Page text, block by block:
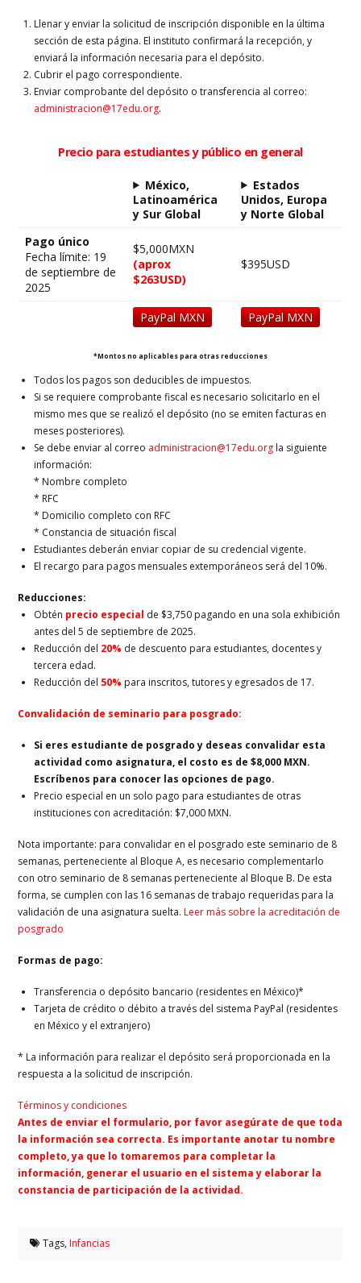
Llenar y enviar la solicitud de inscripción disponible en la última
sección de esta página. El instituto confirmará la recepción, y
enviará la información necesaria para el depósito.
Cubrir el pago correspondiente.
Enviar comprobante del depósito o transferencia al correo:
administracion@17edu.org.
Precio para estudiantes y público en general
México,
Latinoamérica
y Sur Global
Estados
Unidos, Europa
y Norte Global
Pago único
Fecha límite: 19
de septiembre de
2025
$5,000MXN
(aprox
$263USD)
$395USD
PayPal MXN PayPal MXN
*Montos no aplicables para otras reducciones
Todos los pagos son deducibles de impuestos.
Si se requiere comprobante fiscal es necesario solicitarlo en el
mismo mes que se realizó el depósito (no se emiten facturas en
meses posteriores).
Se debe enviar al correo administracion@17edu.org la siguiente
información:
* Nombre completo
* RFC
* Domicilio completo con RFC
* Constancia de situación fiscal
Estudiantes deberán enviar copiar de su credencial vigente.
El recargo para pagos mensuales extemporáneos será del 10%.
Reducciones:
Obtén precio especial de $3,750 pagando en una sola exhibición
antes del 5 de septiembre de 2025.
Reducción del 20% de descuento para estudiantes, docentes y
tercera edad.
Reducción del 50% para inscritos, tutores y egresados de 17.
Convalidación de seminario para posgrado:
Si eres estudiante de posgrado y deseas convalidar esta
actividad como asignatura, el costo es de $8,000 MXN.
Escríbenos para conocer las opciones de pago.
Precio especial en un solo pago para estudiantes de otras
instituciones con acreditación: $7,000 MXN.
Nota importante: para convalidar en el posgrado este seminario de 8
semanas, perteneciente al Bloque A, es necesario complementarlo
con otro seminario de 8 semanas perteneciente al Bloque B. De esta
forma, se cumplen con las 16 semanas de trabajo requeridas para la
validación de una asignatura suelta.Leer más sobre la acreditación de
posgrado
Formas de pago:
Transferencia o depósito bancario (residentes en México)*
Tarjeta de crédito o débito a través del sistema PayPal (residentes
en México y el extranjero)
* La información para realizar el depósito será proporcionada en la
respuesta a la solicitud de inscripción.
Términos y condiciones
Antes de enviar el formulario, por favor asegúrate de que toda
la información sea correcta. Es importante anotar tu nombre
completo, ya que lo tomaremos para completar la
información, generar el usuario en el sistema y elaborar la
constancia de participación de la actividad.
Tags,Infancias